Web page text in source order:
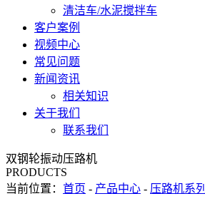
清洁车/水泥搅拌车
客户案例
视频中心
常见问题
新闻资讯
相关知识
关于我们
联系我们
双钢轮振动压路机
PRODUCTS
当前位置： 首页 - 产品中心 - 压路机系列